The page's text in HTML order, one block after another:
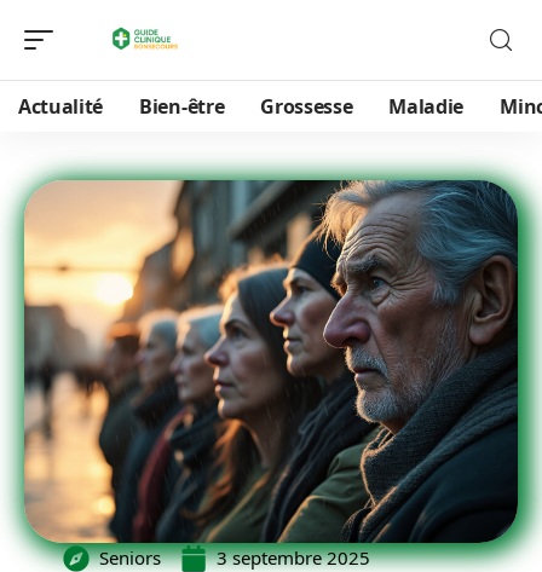
Actualité Bien-être Grossesse Maladie
Seniors 3 septembre 2025